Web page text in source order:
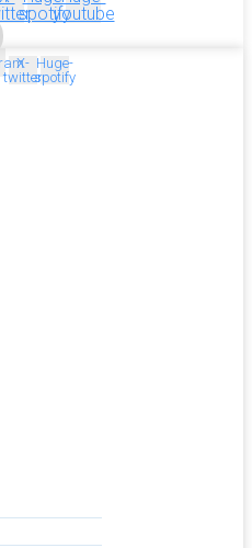
spotifyyoutube
X-
twitter
Huge-
spotify